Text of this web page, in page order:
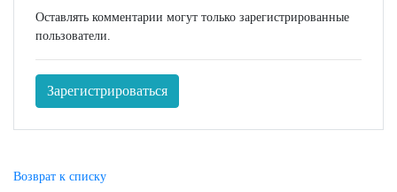
Оставлять комментарии могут только зарегистрированные
пользователи.
Зарегистрироваться
Возврат к списку